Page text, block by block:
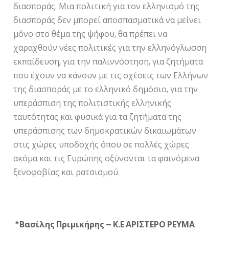
διασποράς. Μια πολιτική για τον ελληνισμό της
διασποράς δεν μπορεί αποσπασματικά να μείνει
μόνο στο θέμα της ψήφου, θα πρέπει να
χαραχθούν νέες πολιτικές για την ελληνόγλωσση
εκπαίδευση, για την παλιννόστηση, για ζητήματα
που έχουν να κάνουν με τις σχέσεις των Ελλήνων
της διασποράς με το ελληνικό δημόσιο, για την
υπεράσπιση της πολιτιστικής ελληνικής
ταυτότητας και φυσικά για τα ζητήματα της
υπεράσπισης των δημοκρατικών δικαιωμάτων
στις χώρες υποδοχής όπου σε πολλές χώρες
ακόμα και τις Ευρώπης οξύνονται τα φαινόμενα
ξενοφοβίας και ρατσισμού.
*Βασίλης Πριμικήρης – Κ.Ε ΑΡΙΣΤΕΡΟ ΡΕΥΜΑ